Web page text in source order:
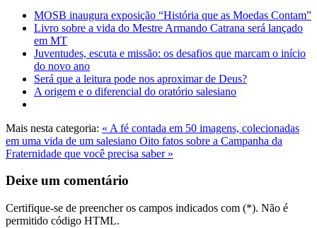
MOSB inaugura exposição “História que as Moedas Contam”
Livro sobre a vida do Mestre Armando Catrana será lançado
em MT
Juventudes, escuta e missão: os desafios que marcam o início
do novo ano
Será que a leitura pode nos aproximar de Deus?
A origem e o diferencial do oratório salesiano
Mais nesta categoria: « A fé contada em 50 imagens, colecionadas
em uma vida de um salesiano Oito fatos sobre a Campanha da
Fraternidade que você precisa saber »
Deixe um comentário
Certifique-se de preencher os campos indicados com (*). Não é
permitido código HTML.